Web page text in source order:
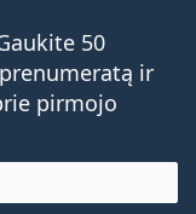
50
ir
pirmojo